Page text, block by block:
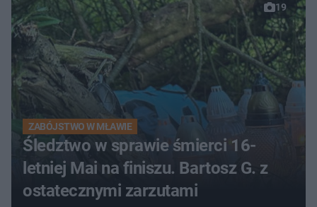
19
ZABÓJSTWO W MŁAWIE
Śledztwo w sprawie śmierci 16-
letniej Mai na finiszu. Bartosz G. z
ostatecznymi zarzutami